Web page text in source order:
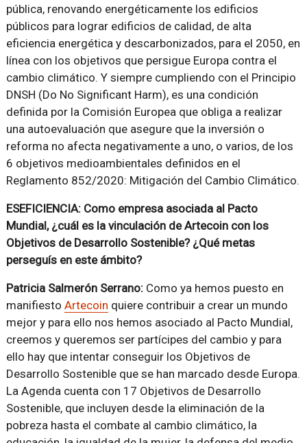
pública, renovando energéticamente los edificios
públicos para lograr edificios de calidad, de alta
eficiencia energética y descarbonizados, para el 2050, en
línea con los objetivos que persigue Europa contra el
cambio climático. Y siempre cumpliendo con el Principio
DNSH (Do No Significant Harm), es una condición
definida por la Comisión Europea que obliga a realizar
una autoevaluación que asegure que la inversión o
reforma no afecta negativamente a uno, o varios, de los
6 objetivos medioambientales definidos en el
Reglamento 852/2020: Mitigación del Cambio Climático.
ESEFICIENCIA: Como empresa asociada al Pacto
Mundial, ¿cuál es la vinculación de Artecoin con los
Objetivos de Desarrollo Sostenible? ¿Qué metas
perseguís en este ámbito?
Patricia Salmerón Serrano: Como ya hemos puesto en
manifiesto Artecoin quiere contribuir a crear un mundo
mejor y para ello nos hemos asociado al Pacto Mundial,
creemos y queremos ser partícipes del cambio y para
ello hay que intentar conseguir los Objetivos de
Desarrollo Sostenible que se han marcado desde Europa.
La Agenda cuenta con 17 Objetivos de Desarrollo
Sostenible, que incluyen desde la eliminación de la
pobreza hasta el combate al cambio climático, la